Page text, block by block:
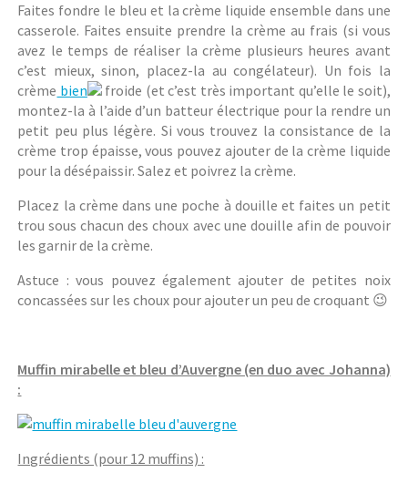
Faites fondre le bleu et la crème liquide ensemble dans une
casserole. Faites ensuite prendre la crème au frais (si vous
avez le temps de réaliser la crème plusieurs heures avant
c’est mieux, sinon, placez-la au congélateur). Un fois la
crème bien
froide (et c’est très important qu’elle le soit),
montez-la à l’aide d’un batteur électrique pour la rendre un
petit peu plus légère. Si vous trouvez la consistance de la
crème trop épaisse, vous pouvez ajouter de la crème liquide
pour la désépaissir. Salez et poivrez la crème.
Placez la crème dans une poche à douille et faites un petit
trou sous chacun des choux avec une douille afin de pouvoir
les garnir de la crème.
Astuce : vous pouvez également ajouter de petites noix
concassées sur les choux pour ajouter un peu de croquant 😉
Muffin mirabelle et bleu d’Auvergne (en duo avec Johanna)
:
Ingrédients (pour 12 muffins) :